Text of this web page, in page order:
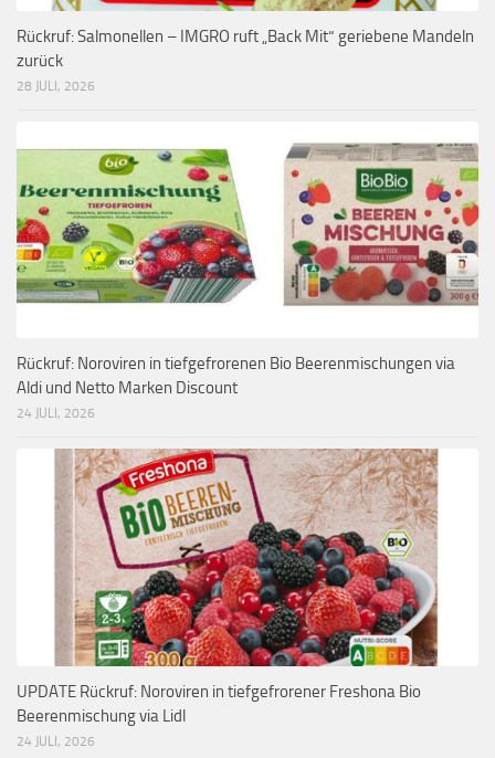
Rückruf: Salmonellen – IMGRO ruft „Back Mit“ geriebene Mandeln
zurück
28 JULI, 2026
Rückruf: Noroviren in tiefgefrorenen Bio Beerenmischungen via
Aldi und Netto Marken Discount
24 JULI, 2026
UPDATE Rückruf: Noroviren in tiefgefrorener Freshona Bio
Beerenmischung via Lidl
24 JULI, 2026